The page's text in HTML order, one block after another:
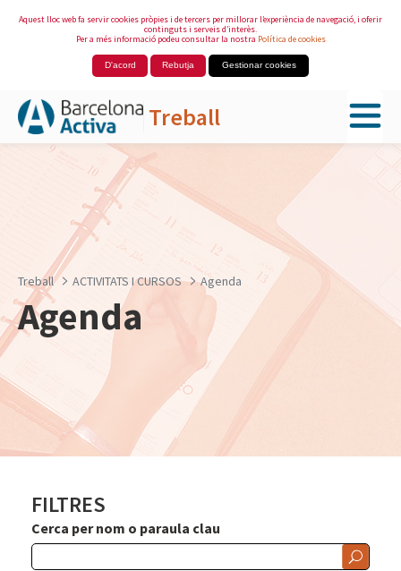
Aquest lloc web fa servir cookies pròpies i de tercers per millorar l’experiència de navegació, i oferir
continguts i serveis d’interès.
Per a més informació podeu consultar la nostra Política de cookies
D'acord Rebutja Gestionar cookies
Treball
Salta al contingut principal
Treball ACTIVITATS I CURSOS Agenda
Agenda
FILTRES
Cerca per nom o paraula clau